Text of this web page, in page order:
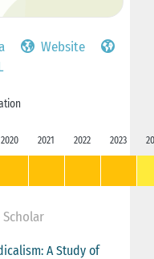
Website
2020 2021 2022 2023
Scholar
A Study of